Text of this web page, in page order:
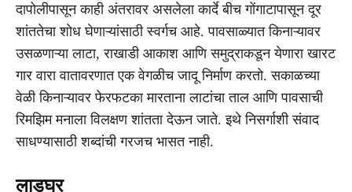
दापोलीपासून काही अंतरावर असलेला कार्दे बीच गोंगाटापासून दूर
शांततेचा शोध घेणाऱ्यांसाठी स्वर्गच आहे. पावसाळ्यात किनाऱ्यावर
उसळणाऱ्या लाटा, राखाडी आकाश आणि समुद्राकडून येणारा खारट
गार वारा वातावरणात एक वेगळीच जादू निर्माण करतो. सकाळच्या
वेळी किनाऱ्यावर फेरफटका मारताना लाटांचा ताल आणि पावसाची
रिमझिम मनाला विलक्षण शांतता देऊन जाते. इथे निसर्गाशी संवाद
साधण्यासाठी शब्दांची गरजच भासत नाही.
लाडघर